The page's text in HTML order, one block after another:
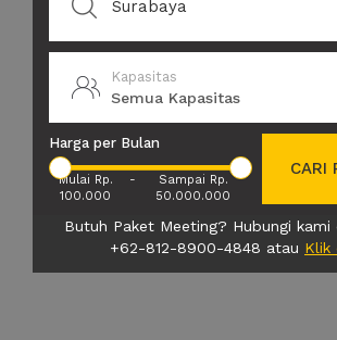
Kapasitas
Semua Kapasitas
Harga per Bulan
Mulai Rp.
100.000
-
Sampai Rp.
50.000.000
CARI
Butuh Paket Meeting? Hubungi kami
+62-812-8900-4848 atau Klik